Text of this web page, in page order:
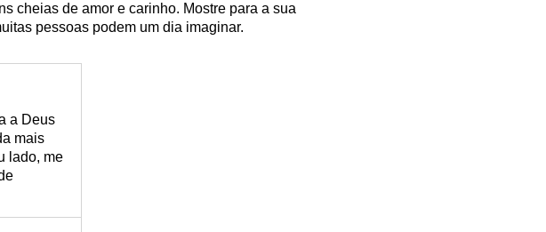
cheias de amor e carinho. Mostre para a sua
pessoas podem um dia imaginar.
a Deus
mais
lado, me